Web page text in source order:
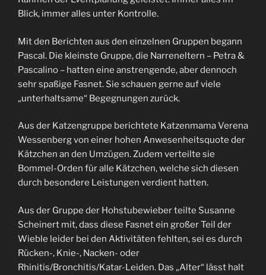
Blick, immer alles unter Kontrolle.
Mit den Berichten aus den einzelnen Gruppen begann
Pascal. Die kleinste Gruppe, die Narreneltern – Petra &
Pascalino – hatten eine anstrengende, aber dennoch
sehr spaßige Fasnet. Sie schauen gerne auf viele
„unterhaltsame“ Begegnungen zurück.
Aus der Katzengruppe berichtete Katzenmama Verena
Wessenberg von einer hohen Anwesenheitsquote der
Kätzchen an den Umzügen. Zudem verteilte sie
Bommel-Orden für alle Kätzchen, welche sich diesen
durch besondere Leistungen verdient hatten.
Aus der Gruppe der Hohstubewieber teilte Susanne
Scheinert mit, dass diese Fasnet ein großer Teil der
Wieble leider bei den Aktivitäten fehlten, sei es durch
Rücken-, Knie-, Nacken- oder
Rhinitis/Bronchitis/Katar-Leiden. Das „Alter“ lässt halt